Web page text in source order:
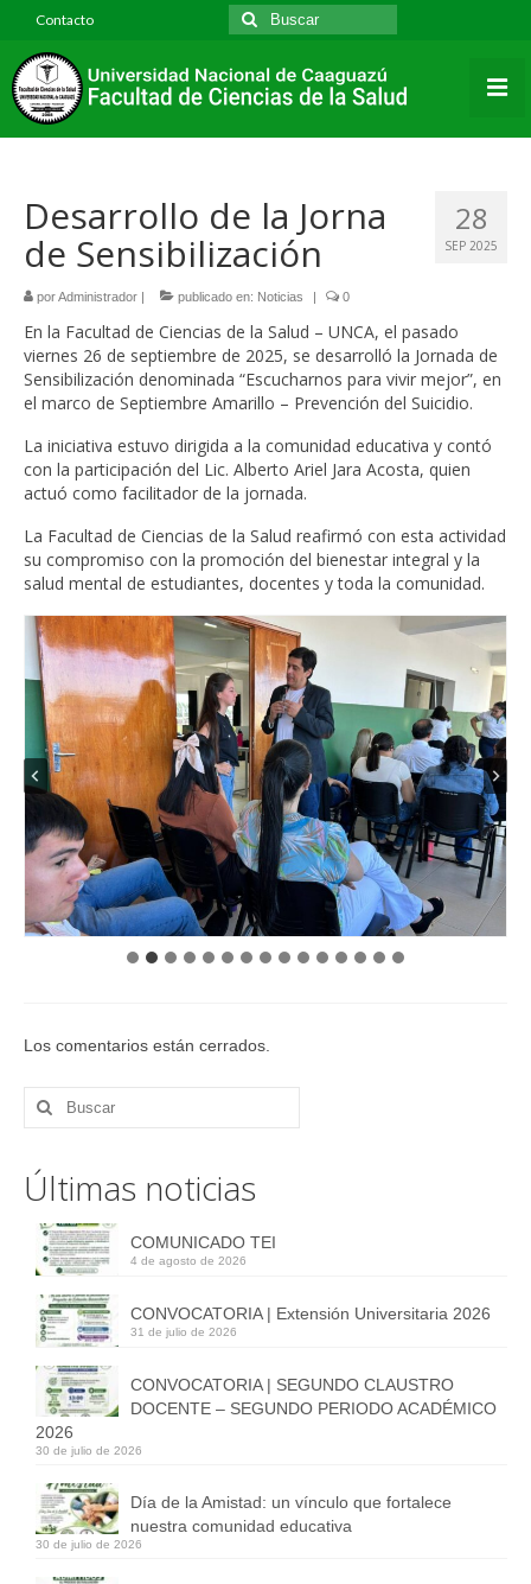
Contacto
Inicio
Institucional
Identidad Institucional
Infraestructura Edilicia
Estructura organizacional
Plantel Directivo y Funcionarios
Convenios
Normativas y Resoluciones
Académico
Horario de exámenes
Carrera Licenciatura en Nutrición
Carrera Licenciatura en Enfermería
Bienestar Estudiantil
Horario de clases
Carrera Licenciatura en Nutrición
Carrera Licenciatura en Enfermería
Oferta académica
Carrera Licenciatura en Enfermería
Admisión
LIsta beneficiarios Gratuidad
Docentes
Documentos para Confirmacion y Concurso
Docente
Plan de Actualización Docente
Trámites
Recursos Virtuales
Noticias
28
SEP 2025
Desarrollo de la Jorna
de Sensibilización
porAdministrador | publicado en: Noticias | 0
En la Facultad de Ciencias de la Salud – UNCA, el pasado
viernes 26 de septiembre de 2025, se desarrolló la Jornada de
Sensibilización denominada “Escucharnos para vivir mejor”, en
el marco de Septiembre Amarillo – Prevención del Suicidio.
La iniciativa estuvo dirigida a la comunidad educativa y contó
con la participación del Lic. Alberto Ariel Jara Acosta, quien
actuó como facilitador de la jornada.
La Facultad de Ciencias de la Salud reafirmó con esta actividad
su compromiso con la promoción del bienestar integral y la
salud mental de estudiantes, docentes y toda la comunidad.
Los comentarios están cerrados.
Últimas noticias
COMUNICADO TEI
4 de agosto de 2026
CONVOCATORIA | Extensión Universitaria 2026
31 de julio de 2026
CONVOCATORIA | SEGUNDO CLAUSTRO
DOCENTE – SEGUNDO PERIODO ACADÉMICO
2026
30 de julio de 2026
Día de la Amistad: un vínculo que fortalece
nuestra comunidad educativa
30 de julio de 2026